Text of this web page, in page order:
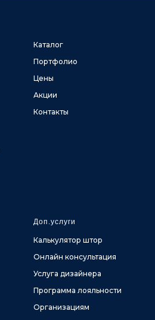
Каталог
Портфолио
Цены
Акции
Контакты
Доп.услуги
Калькулятор штор
Онлайн консультация
Услуга дизайнера
Программа лояльности
Организациям